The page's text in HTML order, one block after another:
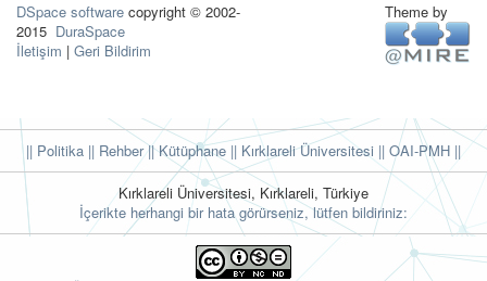
DSpace software copyright © 2002-
2015 DuraSpace
İletişim | Geri Bildirim
Theme by
|| Politika || Rehber|| Kütüphane || Kırklareli Üniversitesi || OAI-PMH ||
Kırklareli Üniversitesi, Kırklareli, Türkiye
İçerikte herhangi bir hata görürseniz, lütfen bildiriniz: